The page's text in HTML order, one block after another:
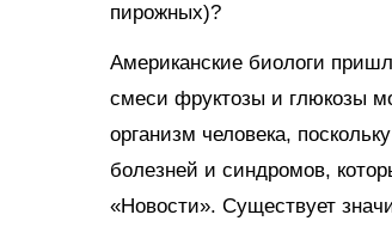
пирожных)?
Американские биологи
смеси фруктозы и глюкозы
организм человека,
болезней и синдромов,
«Новости». Существует